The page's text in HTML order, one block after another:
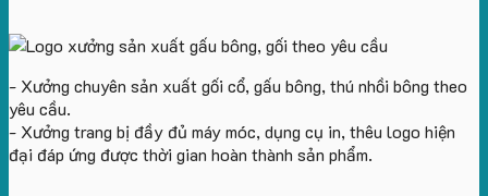
- Xưởng chuyên sản xuất gối cổ, gấu bông, thú nhồi bông theo
yêu cầu.
- Xưởng trang bị đầy đủ máy móc, dụng cụ in, thêu logo hiện
đại đáp ứng được thời gian hoàn thành sản phẩm.